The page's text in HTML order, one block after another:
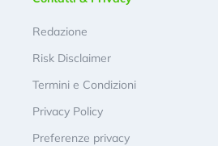
Redazione
Risk Disclaimer
Termini e Condizioni
Privacy Policy
Preferenze privacy